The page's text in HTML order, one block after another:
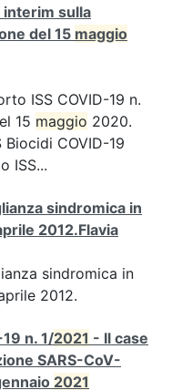
interim sulla
del 15 maggio
ISS COVID-19 n.
15 maggio 2020.
COVID-19
ISS...
sindromica in
2012.Flavia
sindromica in
2012.
n. 1/2021 - Il case
SARS-CoV-
2021